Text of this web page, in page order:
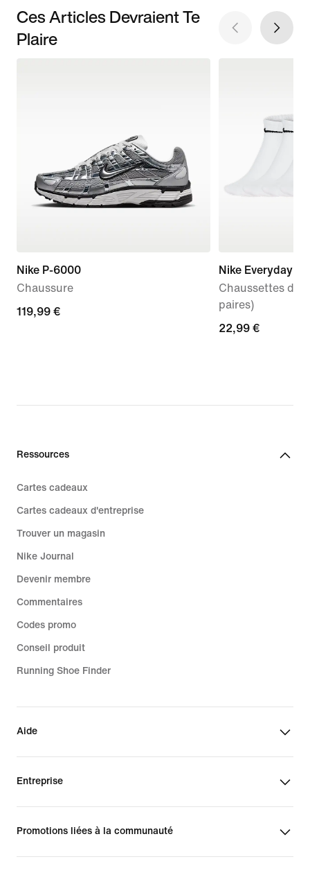
Ces Articles Devraient Te
Plaire
Nike P-6000
Chaussure
119,99 €
119,99 €
Nike Everyday
Chaussettes de
paires)
22,99 €
22,99 €
Ressources
Cartes cadeaux
Cartes cadeaux d'entreprise
Trouver un magasin
Nike Journal
Devenir membre
Commentaires
Codes promo
Conseil produit
Running Shoe Finder
Aide
Entreprise
Promotions liées à la communauté